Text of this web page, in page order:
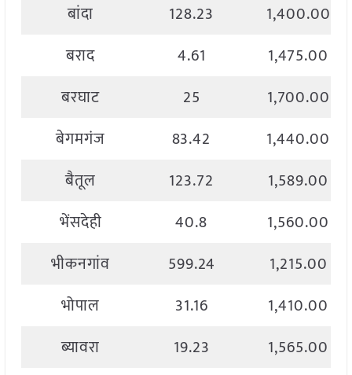
बांदा
128.23
1,400.00
बराद
4.61
1,475.00
बरघाट
25
1,700.00
बेगमगंज
83.42
1,440.00
बैतूल
123.72
1,589.00
भेंसदेही
40.8
1,560.00
भीकनगांव
599.24
1,215.00
भोपाल
31.16
1,410.00
ब्यावरा
19.23
1,565.00